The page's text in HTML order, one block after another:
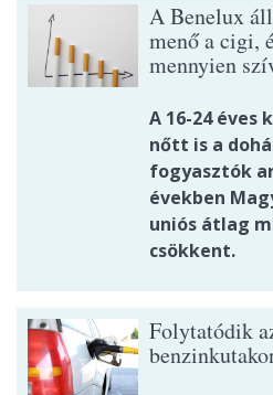
A Benelux
menő a cigi,
mennyien
A 16-24 éves
nőtt is a
fogyasztók
években
uniós átlag
csökkent.
Folytatódik